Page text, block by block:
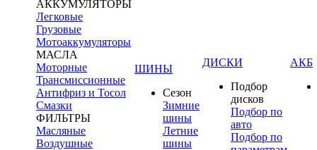
АККУМУЛЯТОРЫ
Легковые
Грузовые
Мотоаккумуляторы
МАСЛА
Моторные
Трансмиссионные
Антифриз и Тосол
Смазки
ФИЛЬТРЫ
Масляные
Воздушные
ШИНЫ
Сезон
Зимние
шины
Летние
шины
ДИСКИ
Подбор
дисков
Подбор по
авто
Подбор по
АКБ